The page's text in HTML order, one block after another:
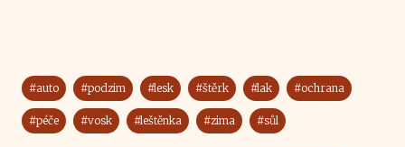
#auto #podzim #lesk #štěrk #lak #ochrana
#péče #vosk #leštěnka #zima #sůl